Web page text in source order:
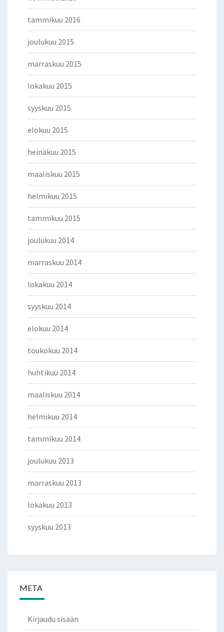
tammikuu 2016
joulukuu 2015
marraskuu 2015
lokakuu 2015
syyskuu 2015
elokuu 2015
heinäkuu 2015
maaliskuu 2015
helmikuu 2015
tammikuu 2015
joulukuu 2014
marraskuu 2014
lokakuu 2014
syyskuu 2014
elokuu 2014
toukokuu 2014
huhtikuu 2014
maaliskuu 2014
helmikuu 2014
tammikuu 2014
joulukuu 2013
marraskuu 2013
lokakuu 2013
syyskuu 2013
META
Kirjaudu sisään